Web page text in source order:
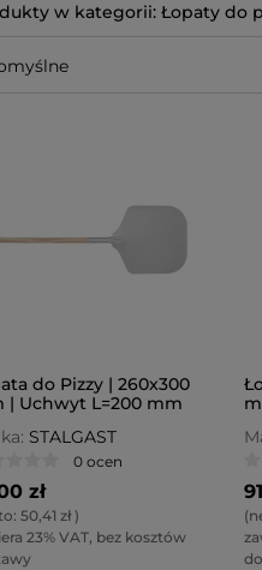
Łopaty do
do Pizzy | 260x300
| Uchwyt L=200 mm
STALGAST
0 ocen
zł
50,41 zł)
23% VAT, bez kosztów